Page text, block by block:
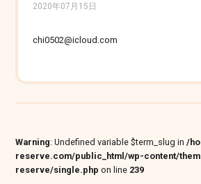
2020年07月15日
chi0502@icloud.com
Warning: Undefined variable $term_slug in/
reserve.com/public_html/wp-content/
reserve/single.php on line 239